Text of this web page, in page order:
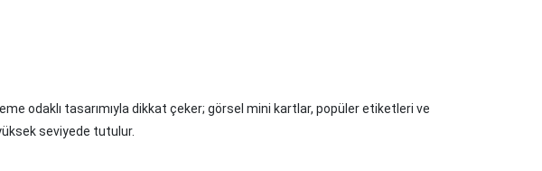
odaklı tasarımıyla dikkat çeker; görsel mini kartlar, popüler etiketleri ve
seviyede tutulur.